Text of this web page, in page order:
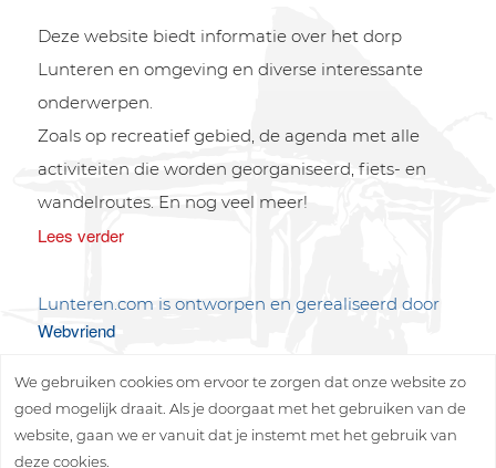
Deze website biedt informatie over het dorp
Lunteren en omgeving en diverse interessante
onderwerpen.
Zoals op recreatief gebied, de agenda met alle
activiteiten die worden georganiseerd, fiets- en
wandelroutes. En nog veel meer!
Lees verder
Lunteren.com is ontworpen en gerealiseerd door
Webvriend
We gebruiken cookies om ervoor te zorgen dat onze website zo
goed mogelijk draait. Als je doorgaat met het gebruiken van de
website, gaan we er vanuit dat je instemt met het gebruik van
deze cookies.